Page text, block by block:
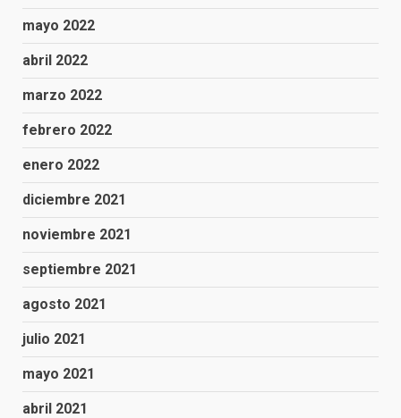
mayo 2022
abril 2022
marzo 2022
febrero 2022
enero 2022
diciembre 2021
noviembre 2021
septiembre 2021
agosto 2021
julio 2021
mayo 2021
abril 2021